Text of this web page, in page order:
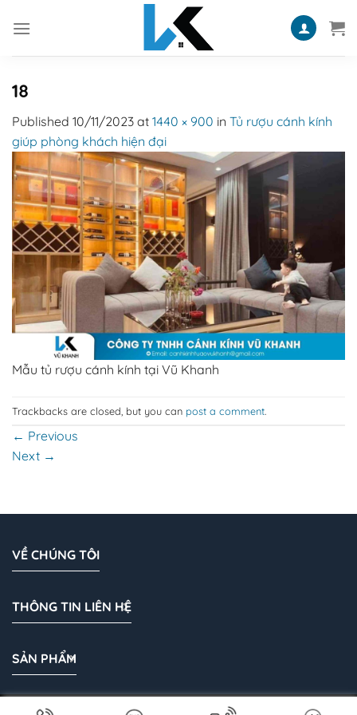
18
Published 10/11/2023 at 1440 × 900 in Tủ rượu cánh kính
giúp phòng khách hiện đại
Mẫu tủ rượu cánh kính tại Vũ Khanh
Trackbacks are closed, but you can post a comment.
← Previous
Next →
VỀ CHÚNG TÔI
THÔNG TIN LIÊN HỆ
SẢN PHẨM
Bản quyền 2026 © Cánh Kính Vũ Khanh | Cánh kính tủ áo |